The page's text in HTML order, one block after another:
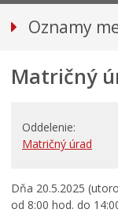
Oznamy
Bezpečnosť
Doprava, údržba
Financie
Primátor
Matričný
Oddelenie
Matričný úrad
Dňa 20.5.2025
od 8:00 hod. do